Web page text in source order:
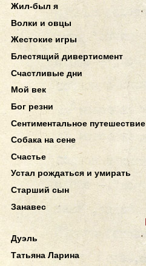
Жил-был я
Волки и овцы
Жестокие игры
Блестящий дивертисмент
Счастливые дни
Мой век
Бог резни
Сентиментальное путешествие
Собака на сене
Счастье
Устал рождаться и умирать
Старший сын
Занавес
Дуэль
Татьяна Ларина